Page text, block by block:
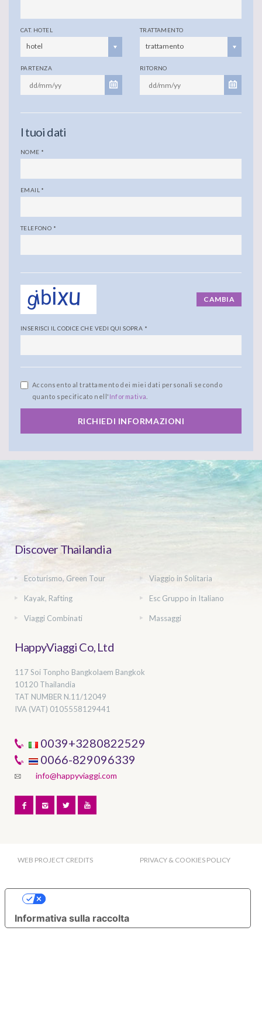
CAT. HOTEL
hotel
TRATTAMENTO
trattamento
PARTENZA RITORNO
I tuoi dati
NOME *
EMAIL *
TELEFONO *
CAMBIA
INSERISCI IL CODICE CHE VEDI QUI SOPRA *
Acconsento al trattamento dei miei dati personali secondo
quanto specificato nell' Informativa
RICHIEDI INFORMAZIONI
Discover Thailandia
Ecoturismo, Green Tour Viaggio in Solitaria
Kayak, Rafting Esc Gruppo in Italiano
Viaggi Combinati Massaggi
HappyViaggi Co, Ltd
117 Soi Tonpho Bangkolaem Bangkok
10120 Thailandia
TAT NUMBER N.11/12049
IVA (VAT) 0105558129441
0039+3280822529
0066-829096339
info@happyviaggi.com
WEB PROJECT CREDITS PRIVACY & COOKIES POLICY
Informativa sulla raccolta
Le tue preferenze relative alla privacy